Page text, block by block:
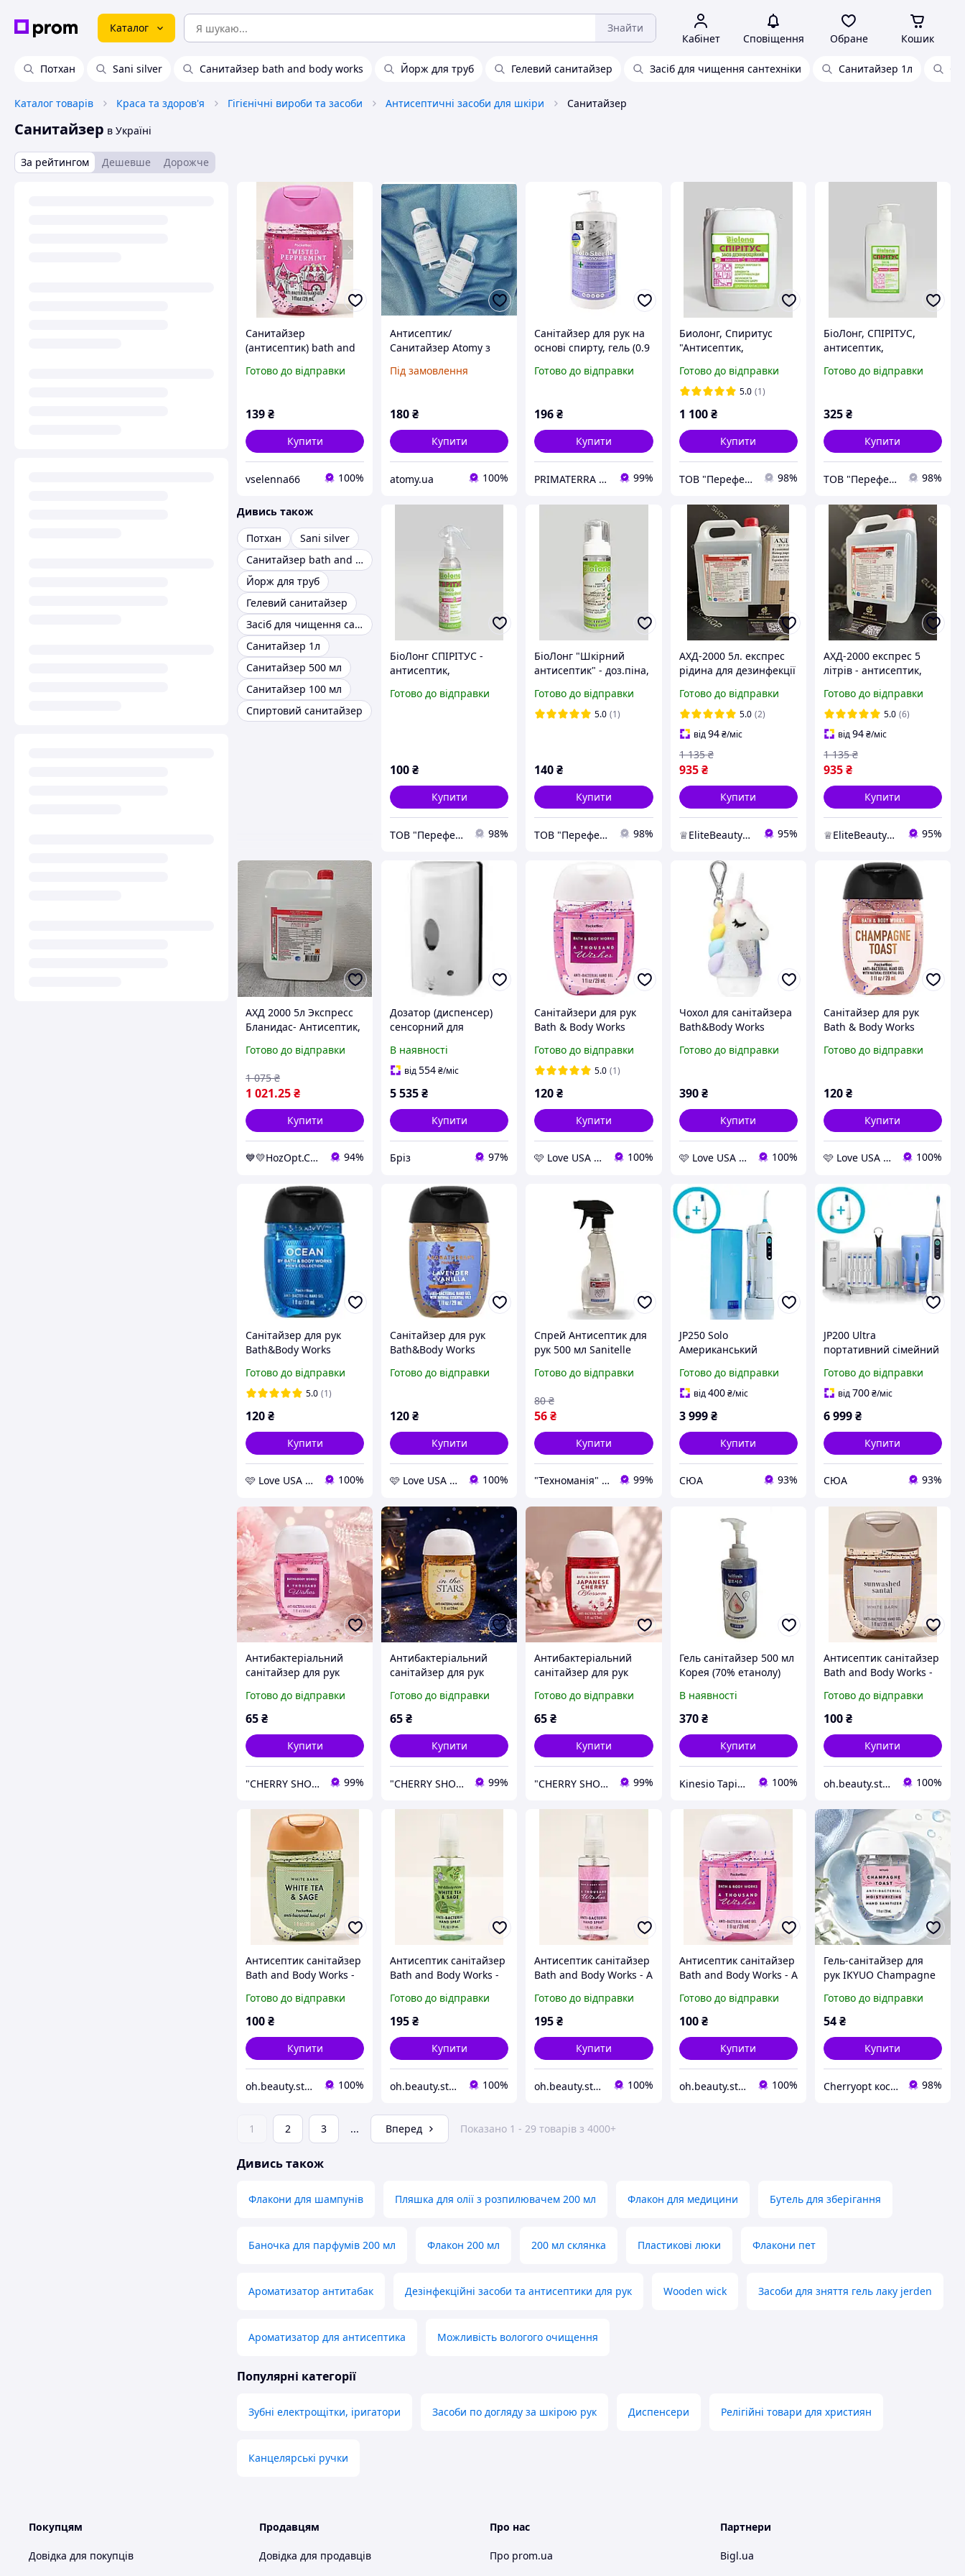
Каталог Знайти
Кабінет Сповіщення Обране Кошик
Потхан Sani silver Санитайзер bath and body works Йорж для труб Гелевий санитайзер Засіб для чищення сантехніки Санитайзер 1л
Каталог товарів Краса та здоров'я Гігієнічні вироби та засоби Антисептичні засоби для шкіри Санитайзер
Санитайзер в Україні
За рейтингом Дешевше Дорожче
Санитайзер
(антисептик) bath and
peppermint
Готово до відправки
139₴
Купити
vselenna66 100%
Антисептик/
Санитайзер Atomy з
плюща,шавлії,
Під замовлення
180₴
Купити
atomy.ua 100%
Санітайзер для рук на
основі спирту, гель (0.9
Готово до відправки
196₴
Купити
PRIMATERRA Миючі засоби 99%
Биолонг, Спиритус
"Антисептик,
санітайзер для шкіри
рук" 5л.
Готово до відправки
5.0 (1)
1 100 ₴
Купити
ТОВ "Переферіо" 98%
БіоЛонг, СПІРІТУС,
антисептик,
санітайзер для шкіри
Готово до відправки
325₴
Купити
ТОВ "Переферіо" 98%
Дивись також
Потхан
Sani silver
Санитайзер bath and body works
Йорж для труб
Гелевий санитайзер
Засіб для чищення сантехніки
Санитайзер 1л
Санитайзер 500 мл
Санитайзер 100 мл
Спиртовий санитайзер
БіоЛонг СПІРІТУС -
антисептик,
санітайзер для шкіри
Готово до відправки
100₴
Купити
ТОВ "Переферіо" 98%
БіоЛонг "Шкірний
антисептик" - доз.піна,
Готово до відправки
5.0 (1)
140₴
Купити
ТОВ "Переферіо" 98%
АХД-2000 5л. експрес
рідина для дезинфекції
санітайзер
Готово до відправки
5.0 (2)
від94 ₴/міс
935 ₴
1 135 ₴
Купити
♕EliteBeauty♕ - товари для твоєї краси ;) 95%
АХД-2000 експрес 5
літрів - антисептик,
дезінфікуючий засіб,
санітайзер
Готово до відправки
5.0 (6)
від94₴/міс
935₴
1 135 ₴
Купити
♕EliteBeauty♕ - товари для твоєї краси ;) 95%
АХД 2000 5л Экспресс
Бланидас- Антисептик,
дезинфицирующее
(606959)
Готово до відправки
1 021.25₴
1 075 ₴
Купити
💙💛HozOpt.Com.Ua 94%
Дозатор (диспенсер)
сенсорний для
дезінфікуючої рідини
безконтактний
В наявності
від554₴/міс
5 535₴
Купити
Бріз 97%
Санітайзери для рук
Bath & Body Works
Wishes
Готово до відправки
5.0 (1)
120₴
Купити
🩷 Love USA Shop 🩷 100%
Чохол для санітайзера
Bath&Body Works
Готово до відправки
390 ₴
Купити
🩷 Love USA Shop 🩷 100%
Санітайзер для рук
Bath & Body Works
Bacterial Hand Gel
Готово до відправки
120₴
Купити
🩷 Love USA Shop 🩷 100%
Санітайзер для рук
Bath&Body Works
Hand Gel
Готово до відправки
5.0 (1)
120₴
Купити
🩷 Love USA Shop 🩷 100%
Санітайзер для рук
Bath&Body Works
Vanilla 29 мл
Готово до відправки
120₴
Купити
🩷 Love USA Shop 🩷 100%
Спрей Антисептик для
рук 500 мл Sanitelle
Антисептик спрей
Готово до відправки
56₴
80 ₴
Купити
"Техноманія" Інтернет-магазин 99%
JP250 Solo
Американський
центр (іригатор з
флосом+щітка) з УФ-
Jetpik на Li-ion
акумуляторі.
Готово до відправки
від400 ₴/міс
3 999 ₴
Купити
СЮА 93%
JP200 Ultra
портативний сімейний
із флосом+щітка) з УФ-
санітайзером, 3в1
акумуляторі, США.
Готово до відправки
від700₴/міс
6 999₴
Купити
СЮА 93%
Антибактеріальний
санітайзер для рук
Wishes, 29 мл
Готово до відправки
65₴
Купити
"CHERRY SHOP" Косметика, жіночий одяг та аксесуари 99%
Антибактеріальний
санітайзер для рук
мл
Готово до відправки
65₴
Купити
"CHERRY SHOP" Косметика, жіночий одяг та аксесуари 99%
Антибактеріальний
санітайзер для рук
Blossom, 29 мл
Готово до відправки
65₴
Купити
"CHERRY SHOP" Косметика, жіночий одяг та аксесуари 99%
Гель санітайзер 500 мл
Корея (70% етанолу)
В наявності
370 ₴
Купити
Kinesio Taping Ukraine 100%
Антисептик санітайзер
Bath and Body Works -
Готово до відправки
100₴
Купити
oh.beauty.store 100%
Антисептик санітайзер
Bath and Body Works -
Готово до відправки
100₴
Купити
oh.beauty.store 100%
Антисептик санітайзер
Bath and Body Works -
Готово до відправки
195₴
Купити
oh.beauty.store 100%
Антисептик санітайзер
Bath and Body Works - A
Готово до відправки
195₴
Купити
oh.beauty.store 100%
Антисептик санітайзер
Bath and Body Works - A
Готово до відправки
100 ₴
Купити
oh.beauty.store 100%
Гель-санітайзер для
рук IKYUO Champagne
Готово до відправки
54₴
Купити
Сherryopt косметика 98%
1 2 3 ... Вперед Показано 1 - 29 товарів з 4000+
Дивись також
Флакони для шампунів Пляшка для олії з розпилювачем 200 мл Флакон для медицини Бутель для зберігання
Баночка для парфумів 200 мл Флакон 200 мл 200 мл склянка Пластикові люки Флакони пет
Ароматизатор антитабак Дезінфекційні засоби та антисептики для рук Wooden wick Засоби для зняття гель лаку jerden
Ароматизатор для антисептика Можливість вологого очищення
Популярні категорії
Зубні електрощітки, іригатори Засоби по догляду за шкірою рук Диспенсери Релігійні товари для християн
Канцелярські ручки
Покупцям
Довідка для покупців
Продавцям
Довідка для продавців
Про нас
Про prom.ua
Партнери
Bigl.ua